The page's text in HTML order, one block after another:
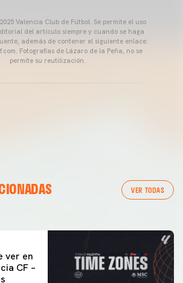
Valencia Club de Fútbol. Se permite el uso
del artículo siempre y cuando se haga
además de contener el siguiente enlace:
Fotografías de Lázaro de la Peña, no se
permite su reutilización.
VER TODAS
DEL VALENCIA CF 04/03/26
ver en
CF –